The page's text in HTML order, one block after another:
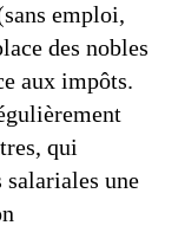
emploi,
des nobles
aux impôts.
qui
une